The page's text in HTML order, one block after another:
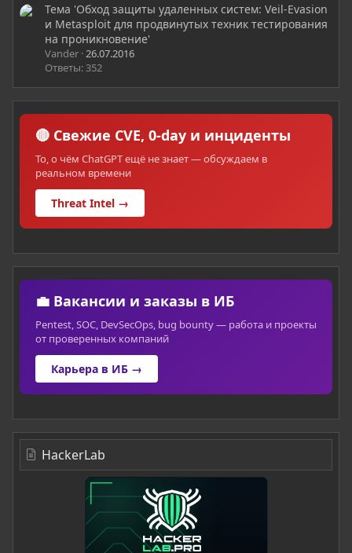
Тема 'Обход защиты удаленных систем: Veil-Evasion
и Metasploit для продвинутых техник тестирования
на проникновение'
Vander 26.07.2016
Ответы: 352
🔴 Свежие CVE, 0-day и инциденты
То, о чём ChatGPT ещё не знает — обсуждаем в
реальном времени
Threat Intel →
💼 Вакансии и заказы в ИБ
Pentest, SOC, DevSecOps, bug bounty — работа и проекты
от проверенных компаний
Карьера в ИБ →
HackerLab